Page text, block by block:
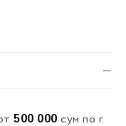
500 000 сум по г.